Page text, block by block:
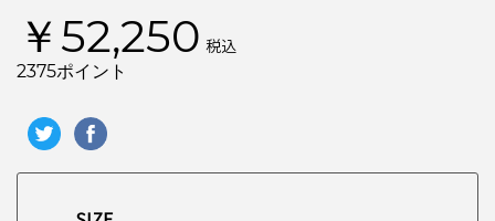
￥52,250 税込
2375ポイント